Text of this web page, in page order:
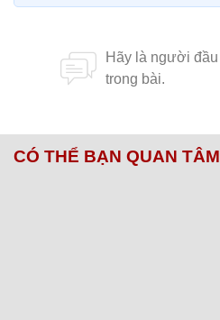
CÓ THỂ BẠN QUAN TÂM